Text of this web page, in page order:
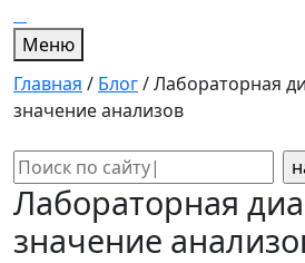
Меню
Главная / Блог/Лабораторная
значение анализов
Поиск:
Лабораторная
значение